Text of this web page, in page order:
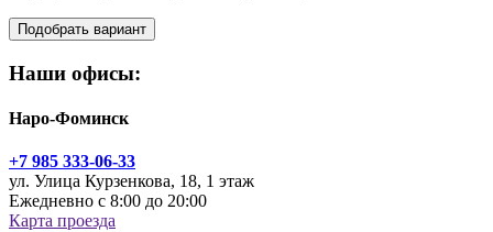
Подобрать вариант
Наши офисы:
Наро-Фоминск
+7 985 333-06-33
ул. Улица Курзенкова, 18, 1 этаж
Ежедневно с 8:00 до 20:00
Карта проезда